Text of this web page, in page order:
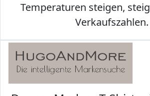
Temperaturen steigen,
Verkaufszahlen.